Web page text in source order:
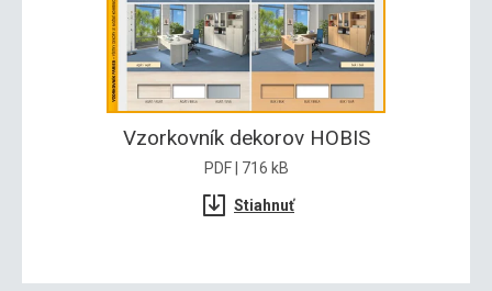
Vzorkovník dekorov HOBIS
PDF | 716 kB
Stiahnuť